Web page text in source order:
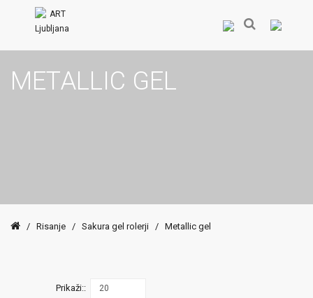
METALLIC GEL
/ Risanje / Sakura gel rolerji / Metallic gel
Prikaži::